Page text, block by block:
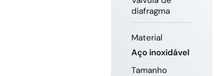
diafragma
Material
Aço inoxidável
Tamanho